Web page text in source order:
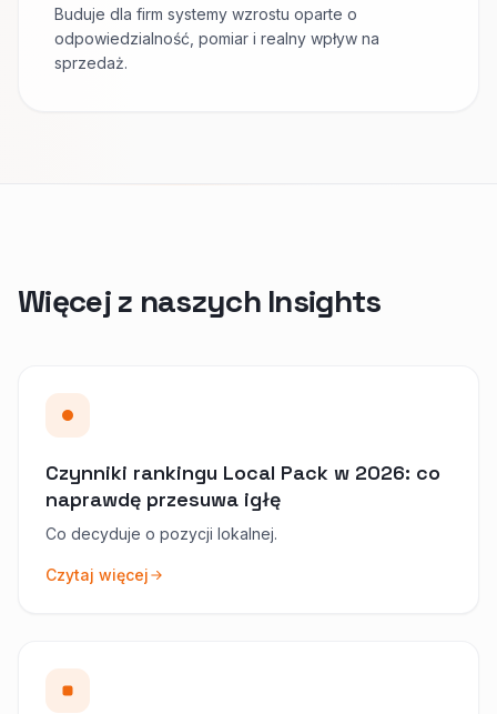
Buduje dla firm systemy wzrostu oparte o
odpowiedzialność, pomiar i realny wpływ na
sprzedaż.
Więcej z naszych Insights
Czynniki rankingu Local Pack w 2026: co
naprawdę przesuwa igłę
Co decyduje o pozycji lokalnej.
Czytaj więcej